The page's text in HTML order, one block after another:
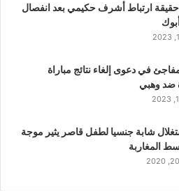
ارتباط أشرف حكيمي بعد انفصال
في دعوى إلغاء نتائج مباراة
ضد وهبي
شابة جنسيا لطفل قاصر يثير موجة
المغاربة